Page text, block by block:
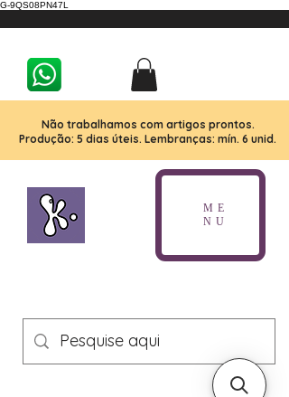
G-9QS08PN47L
Não trabalhamos com artigos prontos.
Produção: 5 dias úteis. Lembranças: mín. 6 unid.
ME
NU